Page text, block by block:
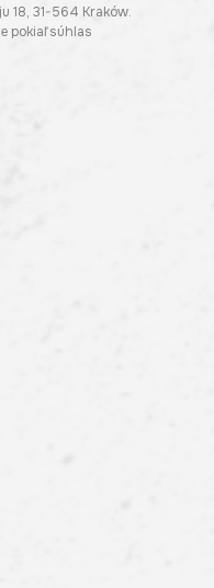
18, 31-564 Kraków.
pokiaľ súhlas